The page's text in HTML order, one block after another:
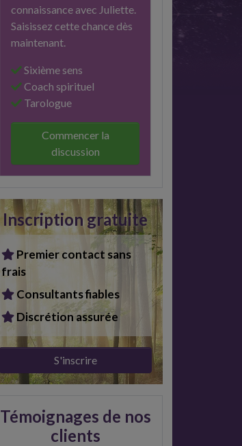
connaissance avec Juliette.
Saisissez cette chance dès
maintenant.
Sixième sens
Coach spirituel
Tarologue
Commencer la
discussion
Inscription gratuite
Premier contact sans
frais
Consultants fiables
Discrétion assurée
S'inscrire
Témoignages de nos
clients